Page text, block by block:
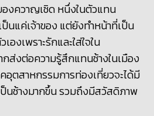
องควาญเชิด หนึ่งในตัวแทน
ป็นแค่เจ้าของ แต่ยังทำหน้าที่เป็น
งเพราะรักและใส่ใจใน
ส่งต่อความรู้สึกแทนช้างในเมือง
อุตสาหกรรมการท่องเที่ยวจะได้มี
ป็นช้างมากขึ้น รวมถึงมีสวัสดิภาพ